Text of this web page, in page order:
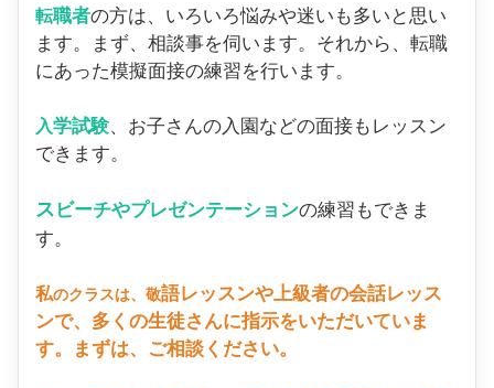
転職者の方は、いろいろ悩みや迷いも多いと思い
ます。まず、相談事を伺います。それから、転職
にあった模擬面接の練習を行います。
入学試験、お子さんの入園などの面接もレッスン
できます。
スビーチやプレゼンテーションの練習もできま
す。
私のクラスは、敬語レッスンや上級者の会話レッス
ンで、多くの生徒さんに指示をいただいていま
す。まずは、ご相談ください。